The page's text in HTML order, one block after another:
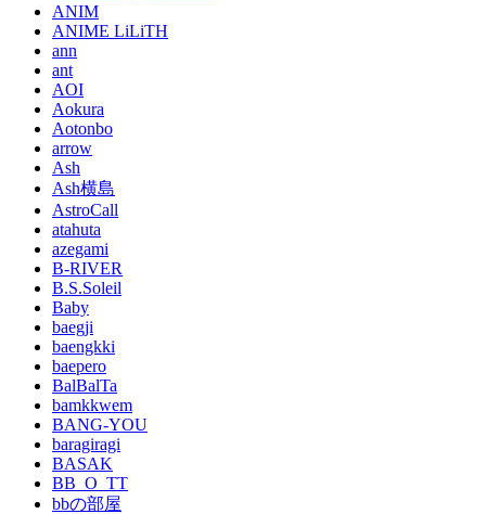
ANIM
ANIME LiLiTH
ann
ant
AOI
Aokura
Aotonbo
arrow
Ash
Ash横島
AstroCall
atahuta
azegami
B-RIVER
B.S.Soleil
Baby
baegji
baengkki
baepero
BalBalTa
bamkkwem
BANG-YOU
baragiragi
BASAK
BB_O_TT
bbの部屋